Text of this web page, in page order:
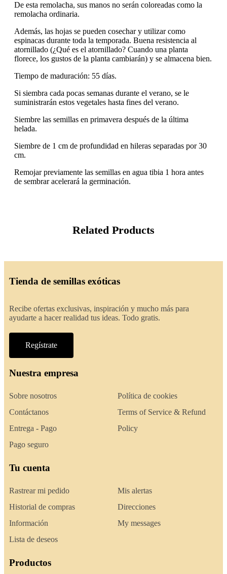
De esta remolacha, sus manos no serán coloreadas como la
remolacha ordinaria.
Además, las hojas se pueden cosechar y utilizar como
espinacas durante toda la temporada. Buena resistencia al
atornillado (¿Qué es el atornillado? Cuando una planta
florece, los gustos de la planta cambiarán) y se almacena bien.
Tiempo de maduración: 55 días.
Si siembra cada pocas semanas durante el verano, se le
suministrarán estos vegetales hasta fines del verano.
Siembre las semillas en primavera después de la última
helada.
Siembre de 1 cm de profundidad en hileras separadas por 30
cm.
Remojar previamente las semillas en agua tibia 1 hora antes
de sembrar acelerará la germinación.
Related Products
Tienda de semillas exóticas
Recibe ofertas exclusivas, inspiración y mucho más para
ayudarte a hacer realidad tus ideas. Todo gratis.
Regístrate
Nuestra empresa
Sobre nosotros
Contáctanos
Entrega - Pago
Pago seguro
Política de cookies
Terms of Service & Refund
Policy
Tu cuenta
Rastrear mi pedido
Historial de compras
Información
Lista de deseos
Mis alertas
Direcciones
My messages
Productos